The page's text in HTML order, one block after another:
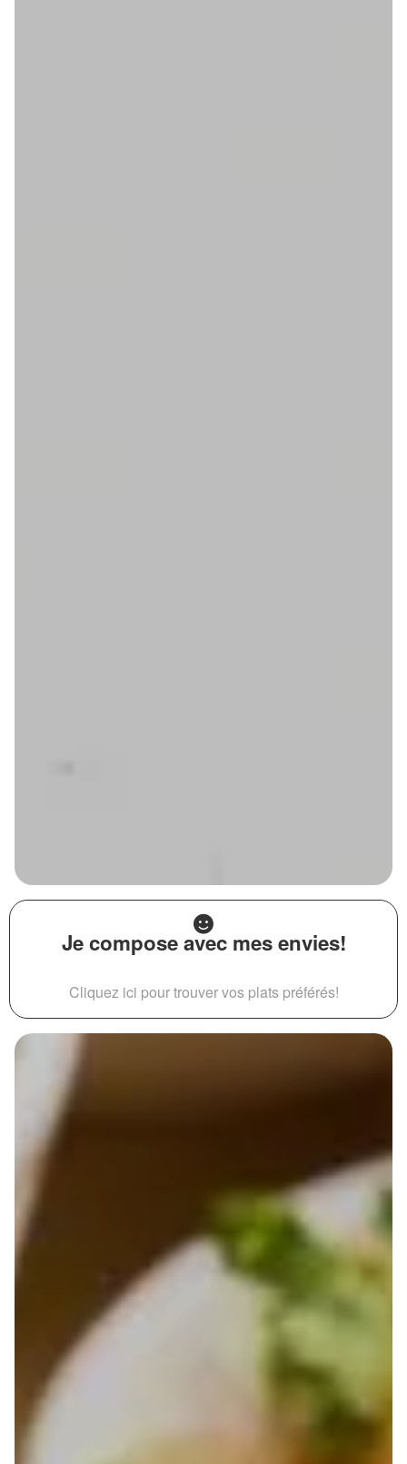
Je compose avec mes envies!
Cliquez ici pour trouver vos plats préférés!